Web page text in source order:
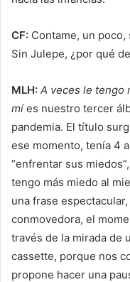
CF: Contame, un
Sin Julepe, ¿por qué
MLH: A veces le tengo
míes nuestro tercer
pandemia. El título
ese momento, tenía 4
“enfrentar sus
tengo más miedo al
una frase
conmovedora, el
través de la mirada de
cassette, porque nos
propone hacer una